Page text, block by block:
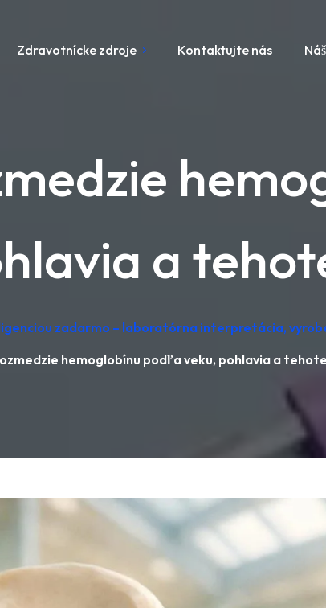
Zdravotnícke zdroje Kontaktujte nás
a
zadarmo – laboratórna interpretácia,
hemoglobínu podľa veku, pohlavia a